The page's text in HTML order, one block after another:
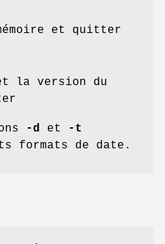
et quitter
la version du
-d et
-t
formats de date.